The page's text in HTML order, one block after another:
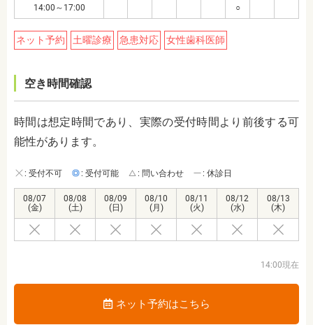
14:00～17:00 ○
ネット予約 土曜診療 急患対応 女性歯科医師
空き時間確認
時間は想定時間であり、実際の受付時間より前後する可
能性があります。
: 受付不可 : 受付可能 : 問い合わせ : 休診日
08/07
(金)
08/08
(土)
08/09
(日)
08/10
(月)
08/11
(火)
08/12
(水)
08/13
(木)
14:00現在
ネット予約はこちら